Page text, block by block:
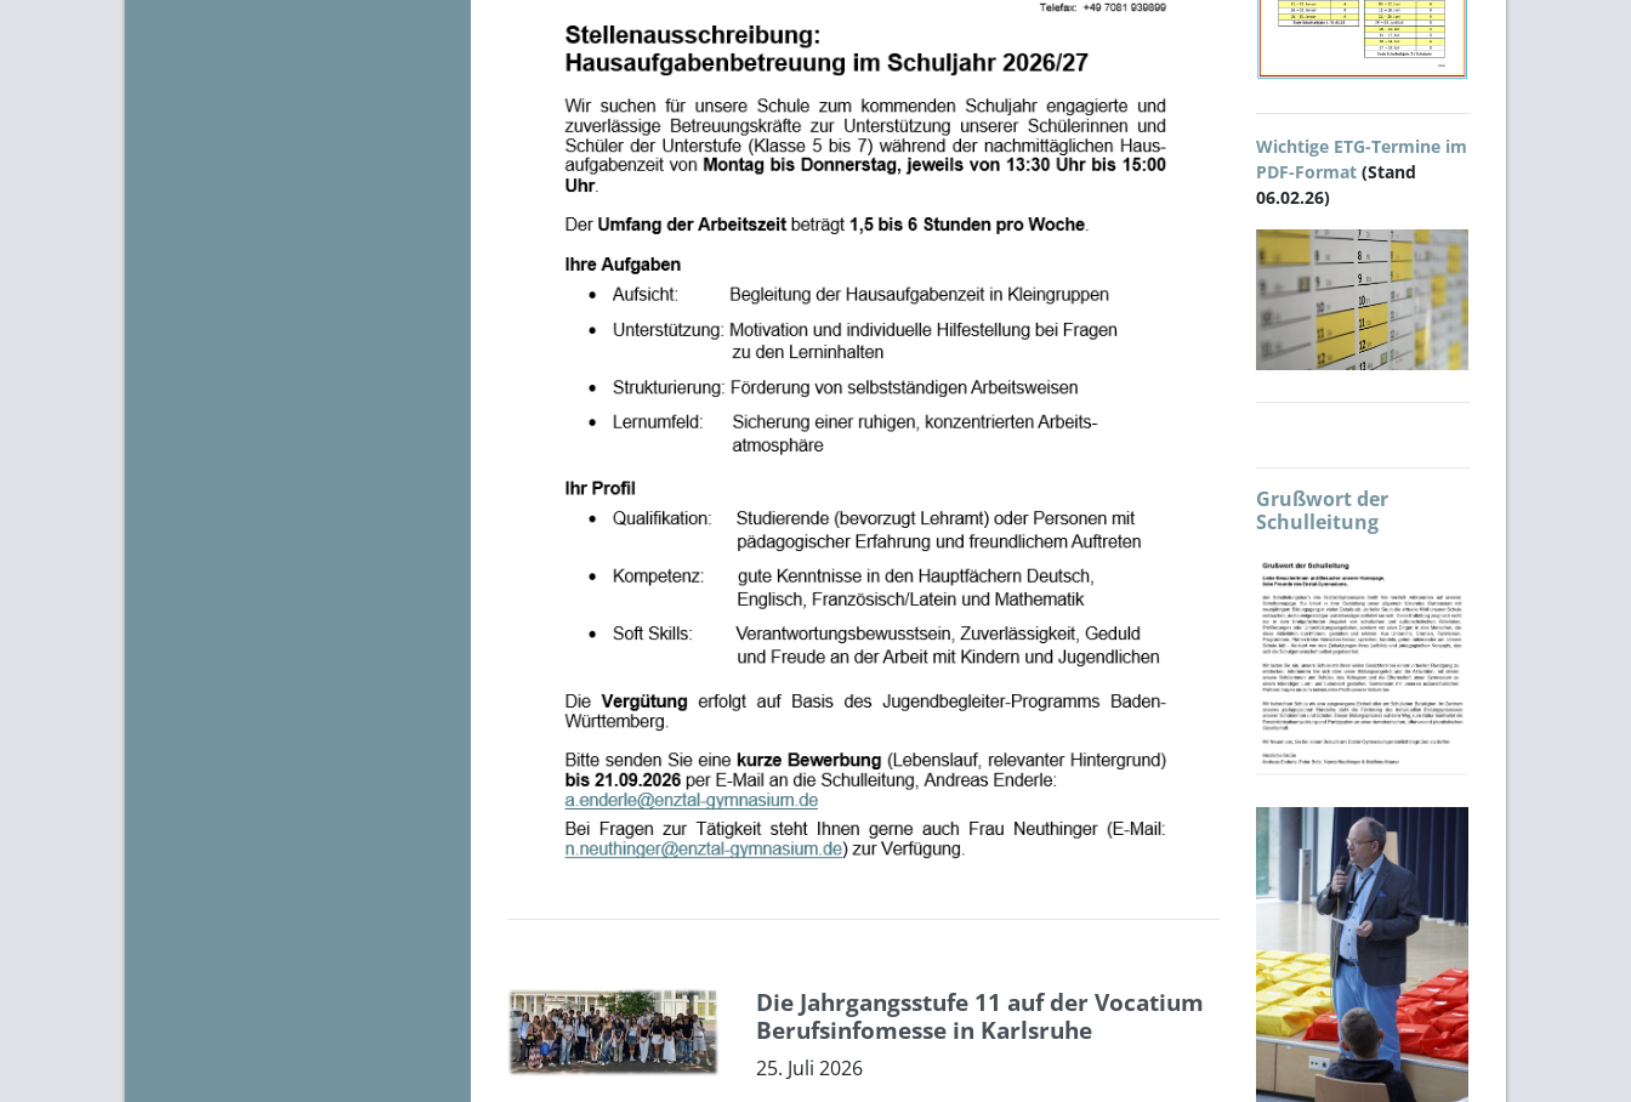
Die Jahrgangsstufe 11 auf der Vocatium
Berufsinfomesse in Karlsruhe
25. Juli 2026
Wichtige ETG-Termine im
PDF-Format (Stand
06.02.26)
Grußwort der
Schulleitung